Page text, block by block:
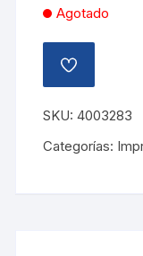
Agotado
AÑADIR
A
LISTA
DE
DESEOS
SKU:4003283
Categorías: